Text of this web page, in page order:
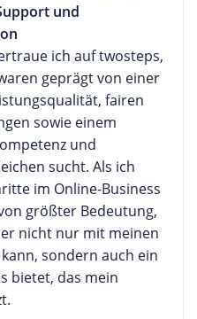
und
ich auf twosteps,
geprägt von einer
fairen
sowie einem
und
sucht. Als ich
im Online-Business
größter Bedeutung,
nicht nur mit meinen
sondern auch ein
bietet, das mein